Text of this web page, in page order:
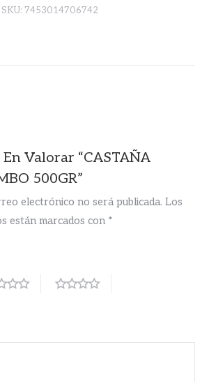
SKU: 7453014706742
Valorar “CASTAÑA
500GR”
electrónico no será publicada. Los
están marcados con *